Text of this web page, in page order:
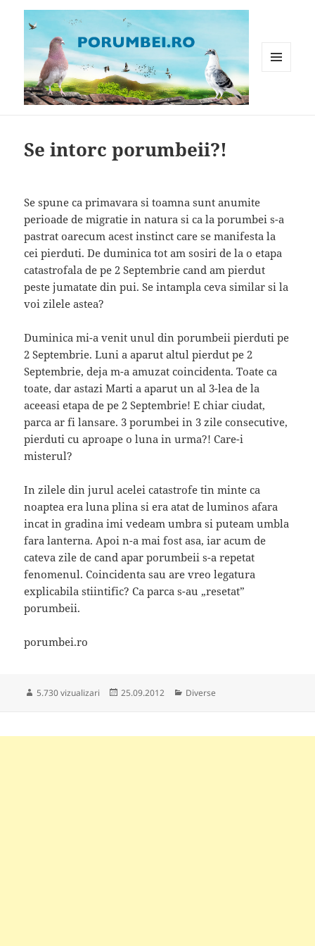
Se intorc porumbeii?!
Se spune ca primavara si toamna sunt anumite
perioade de migratie in natura si ca la porumbei s-a
pastrat oarecum acest instinct care se manifesta la
cei pierduti. De duminica tot am sosiri de la o etapa
catastrofala de pe 2 Septembrie cand am pierdut
peste jumatate din pui. Se intampla ceva similar si la
voi zilele astea?
Duminica mi-a venit unul din porumbeii pierduti pe
2 Septembrie. Luni a aparut altul pierdut pe 2
Septembrie, deja m-a amuzat coincidenta. Toate ca
toate, dar astazi Marti a aparut un al 3-lea de la
aceeasi etapa de pe 2 Septembrie! E chiar ciudat,
parca ar fi lansare. 3 porumbei in 3 zile consecutive,
pierduti cu aproape o luna in urma?! Care-i
misterul?
In zilele din jurul acelei catastrofe tin minte ca
noaptea era luna plina si era atat de luminos afara
incat in gradina imi vedeam umbra si puteam umbla
fara lanterna. Apoi n-a mai fost asa, iar acum de
cateva zile de cand apar porumbeii s-a repetat
fenomenul. Coincidenta sau are vreo legatura
explicabila stiintific? Ca parca s-au „resetat”
porumbeii.
porumbei.ro
5.730 vizualizari
Publicat
25.09.2012 Categorii
Diverse